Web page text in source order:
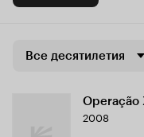
Все десятилетия
Operação
2008